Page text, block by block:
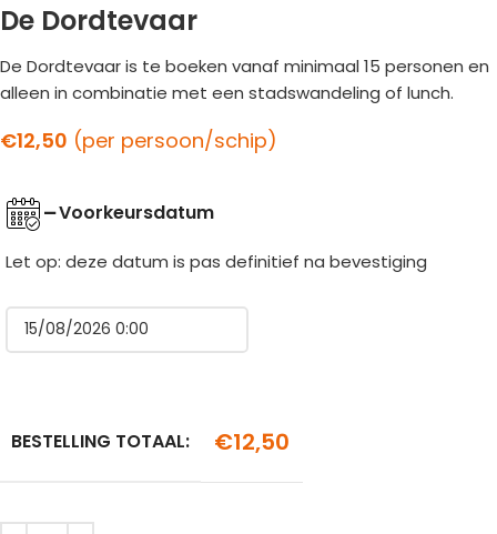
De Dordtevaar
De Dordtevaar is te boeken vanaf minimaal 15 personen en
alleen in combinatie met een stadswandeling of lunch.
€12,50 (per persoon/schip)
Voorkeursdatum
Let op: deze datum is pas definitief na bevestiging
BESTELLING TOTAAL: €12,50